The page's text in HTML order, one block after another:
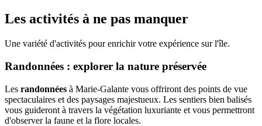
Les activités à ne pas manquer
Une variété d'activités pour enrichir votre expérience sur l'île.
Randonnées : explorer la nature préservée
Les randonnées à Marie-Galante vous offriront des points de vue
spectaculaires et des paysages majestueux. Les sentiers bien balisés
vous guideront à travers la végétation luxuriante et vous permettront
d'observer la faune et la flore locales.